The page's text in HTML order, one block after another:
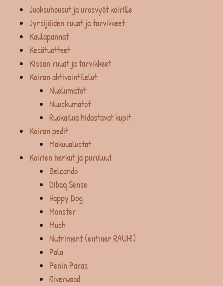
Juoksuhousut ja urosvyöt koirille
Jyrsijöiden ruuat ja tarvikkeet
Kaulapannat
Kesätuotteet
Kissan ruuat ja tarvikkeet
Koiran aktivointilelut
Nuolumatot
Nuuskumatot
Ruokailua hidastavat kupit
Koiran pedit
Makuualustat
Koirien herkut ja puruluut
Belcando
Dibaq Sense
Happy Dog
Monster
Mush
Nutriment (entinen RAUH!)
Pala
Penin Paras
Riverwood